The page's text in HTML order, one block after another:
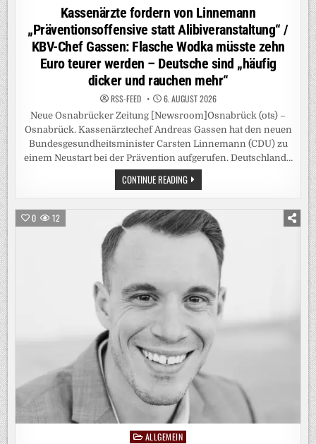
in
Kassenärzte fordern von Linnemann
„Präventionsoffensive statt Alibiveranstaltung“ /
KBV-Chef Gassen: Flasche Wodka müsste zehn
Euro teurer werden – Deutsche sind „häufig
dicker und rauchen mehr“
RSS-FEED 6. AUGUST 2026
Neue Osnabrücker Zeitung [Newsroom]Osnabrück (ots) –
Osnabrück. Kassenärztechef Andreas Gassen hat den neuen
Bundesgesundheitsminister Carsten Linnemann (CDU) zu
einem Neustart bei der Prävention aufgerufen. Deutschland…
CONTINUE READINGKASSENÄRZTE
FORDERN
VON
LINNEMANN
„PRÄVENTIONSOFFENSIVE
STATT
ALIBIVERANSTALTUNG“
WODKA
MÜSSTE
ZEHN
EURO
TEURER
WERDEN
–
DEUTSCHE
SIND
„HÄUFIG
DICKER
UND
RAUCHEN
0 12
PostedALLGEMEIN